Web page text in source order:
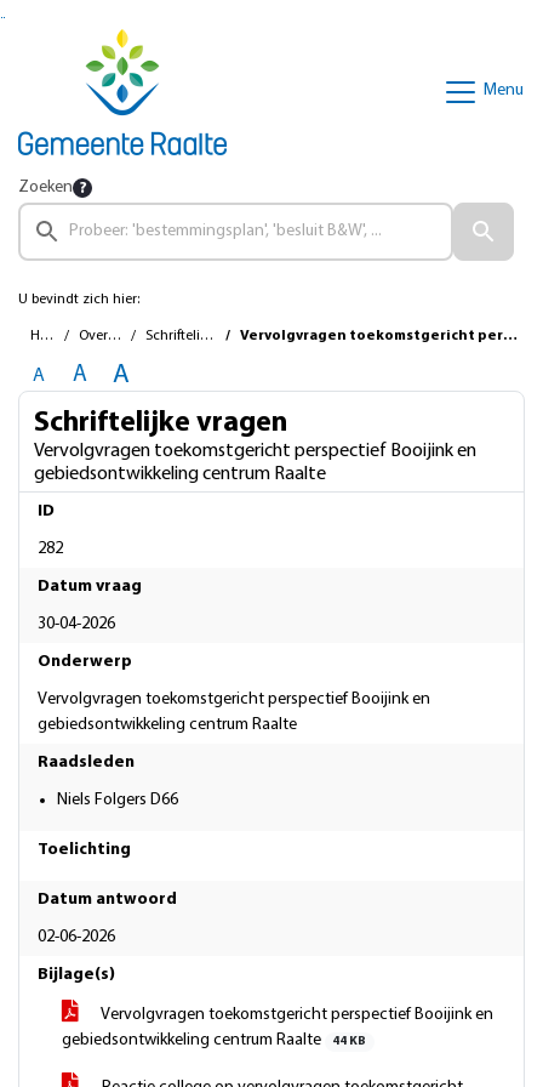
Ga naar de inhoud van deze pagina
Ga naar het zoeken
Menu
Zoeken
U bevindt zich hier:
Home Overzichten Schriftelijke vragen Vervolgvragen toekomstgericht perspectief Booijink en gebiedsontwikkeling centrum Raalte
A A A
Schriftelijke vragen
Vervolgvragen toekomstgericht perspectief Booijink en
gebiedsontwikkeling centrum Raalte
ID
282
Datum vraag
30-04-2026
Onderwerp
Vervolgvragen toekomstgericht perspectief Booijink en
gebiedsontwikkeling centrum Raalte
Raadsleden
Niels Folgers D66
Toelichting
Datum antwoord
02-06-2026
Bijlage(s)
Vervolgvragen toekomstgericht perspectief Booijink en
gebiedsontwikkeling centrum Raalte
44 KB